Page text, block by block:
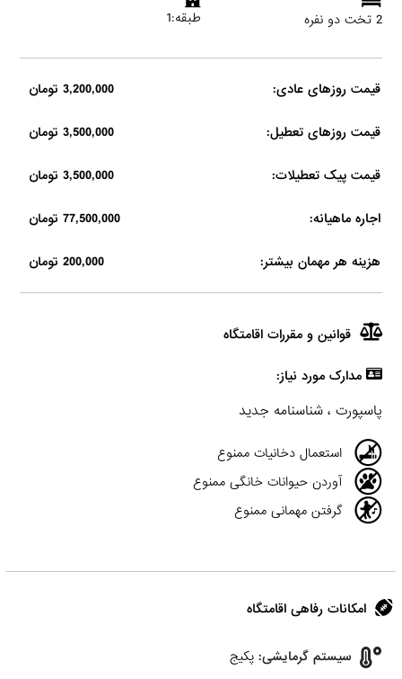
2 تخت دو نفره طبقه:1
قیمت روزهای عادی: 3,200,000 تومان
قیمت روزهای تعطیل: 3,500,000 تومان
قیمت پیک تعطیلات: 3,500,000 تومان
اجاره ماهیانه: 77,500,000 تومان
هزینه هر مهمان بیشتر: 200,000 تومان
قوانین و مقررات اقامتگاه
مدارک مورد نیاز:
پاسپورت ، شناسنامه جدید
استعمال دخانیات ممنوع
آوردن حیوانات خانگی ممنوع
گرفتن مهمانی ممنوع
امکانات رفاهی اقامتگاه
سیستم گرمایشی: پکیج